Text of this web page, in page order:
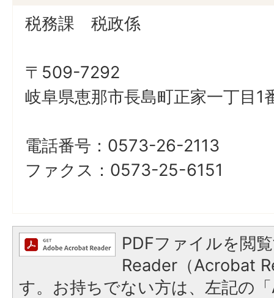
税務課 税政係
〒509-7292
岐阜県恵那市長島町正家一丁目
電話番号：0573-26-2113
ファクス：0573-25-6151
PDFファイルを閲
Reader（Acrobat
す。お持ちでない方は、左記の